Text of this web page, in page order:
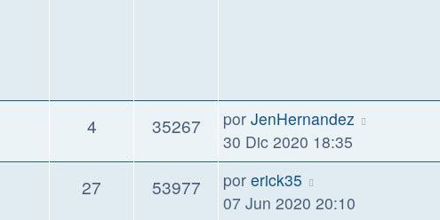
4 35267 por JenHernandez
30 Dic 2020 18:35
27 53977 por erick35
07 Jun 2020 20:10